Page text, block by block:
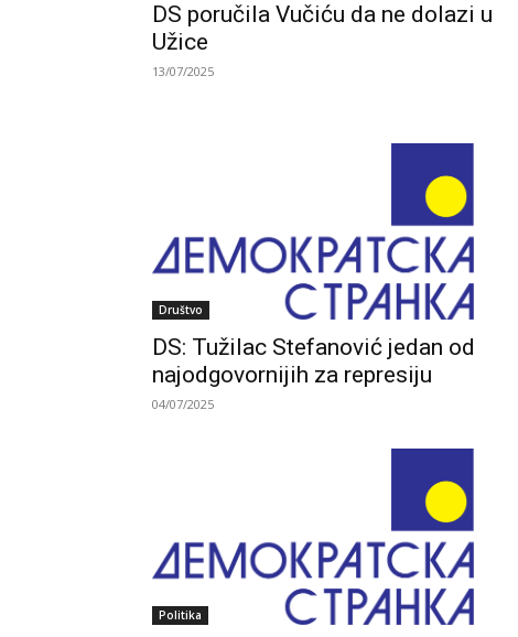
DS poručila Vučiću da ne dolazi u
Užice
13/07/2025
Društvo
DS: Tužilac Stefanović jedan od
najodgovornijih za represiju
04/07/2025
Politika